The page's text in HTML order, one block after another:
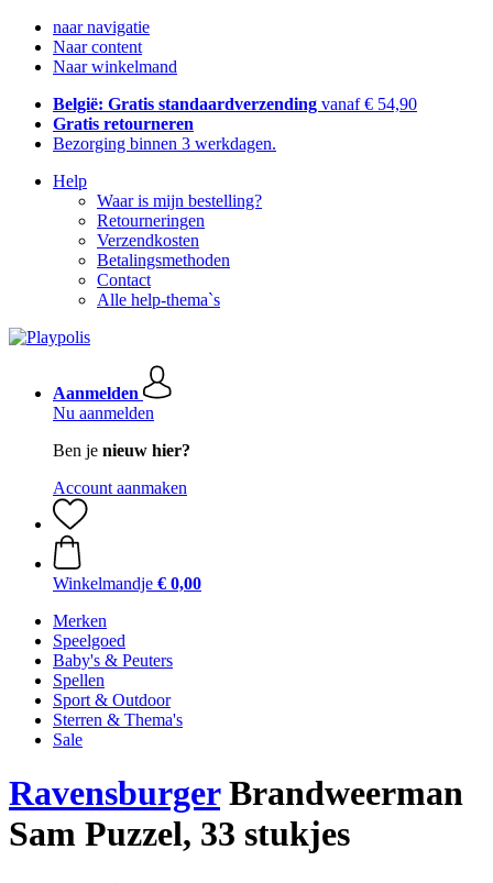
naar navigatie
Naar content
Naar winkelmand
België: Gratis standaardverzending vanaf € 54,90
Gratis retourneren
Bezorging binnen 3 werkdagen.
Help
Waar is mijn bestelling?
Retourneringen
Verzendkosten
Betalingsmethoden
Contact
Alle help-thema`s
Aanmelden
Nu aanmelden
Ben je nieuw hier?
Account aanmaken
Winkelmandje € 0,00
Merken
Speelgoed
Baby's & Peuters
Spellen
Sport & Outdoor
Sterren & Thema's
Sale
RavensburgerBrandweerman
Sam Puzzel, 33 stukjes